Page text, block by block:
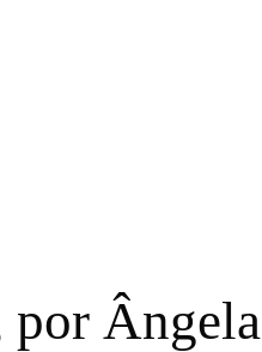
por Ângela